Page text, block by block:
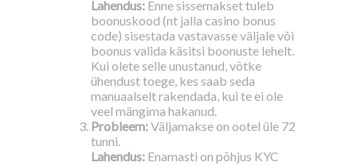
Lahendus: Enne sissemakset tuleb
boonuskood (nt jalla casino bonus
code) sisestada vastavasse väljale või
boonus valida käsitsi boonuste lehelt.
Kui olete selle unustanud, võtke
ühendust toege, kes saab seda
manuaalselt rakendada, kui te ei ole
veel mängima hakanud.
Probleem:Väljamakse on ootel üle 72
tunni.
Lahendus: Enamasti on põhjus KYC